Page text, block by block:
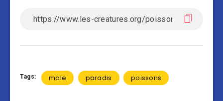
Tags: male paradis poissons